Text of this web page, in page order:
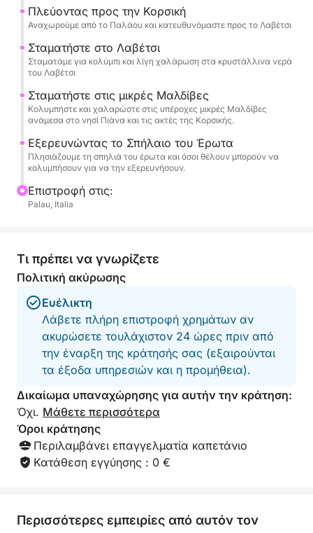
ιδανική για όσους θέλουν να ζήσουν τη θάλασσα
αυθεντικά και χωρίς βιασύνη.
Πλεύοντας προς την Κορσική
Αναχωρούμε από το Παλάου και κατευθυνόμαστε προς το Λαβέτσι
Σταματήστε στο Λαβέτσι
Σταματάμε για κολύμπι και λίγη χαλάρωση στα κρυστάλλινα νερά
του Λαβέτσι
Σταματήστε στις μικρές Μαλδίβες
Κολυμπήστε και χαλαρώστε στις υπέροχες μικρές Μαλδίβες
ανάμεσα στο νησί Πιάνα και τις ακτές της Κορσικής.
Εξερευνώντας το Σπήλαιο του Έρωτα
Πλησιάζουμε τη σπηλιά του έρωτα και όσοι θέλουν μπορούν να
κολυμπήσουν για να την εξερευνήσουν.
Επιστροφή στις:
Palau, Italia
Τι πρέπει να γνωρίζετε
Πολιτική ακύρωσης
Ευέλικτη
Λάβετε πλήρη επιστροφή χρημάτων αν
ακυρώσετε τουλάχιστον 24 ώρες πριν από
την έναρξη της κράτησής σας (εξαιρούνται
τα έξοδα υπηρεσιών και η προμήθεια).
Δικαίωμα υπαναχώρησης για αυτήν την κράτηση:
Όχι. Μάθετε περισσότερα
Όροι κράτησης
Περιλαμβάνει επαγγελματία καπετάνιο
Κατάθεση εγγύησης : 0 €
Περισσότερες εμπειρίες από αυτόν τον